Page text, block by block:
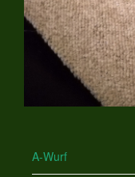
A-Wurf